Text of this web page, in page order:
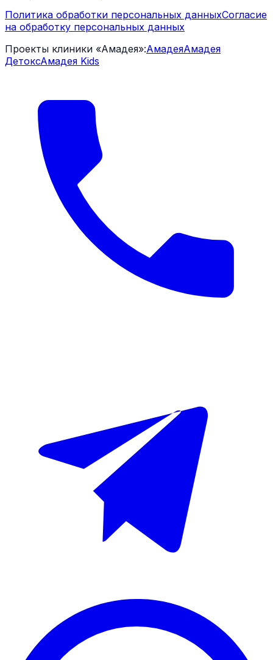
Политика обработки персональных данныхСогласие
на обработку персональных данных
Проекты клиники «Амадея»:АмадеяАмадея
ДетоксАмадея Kids